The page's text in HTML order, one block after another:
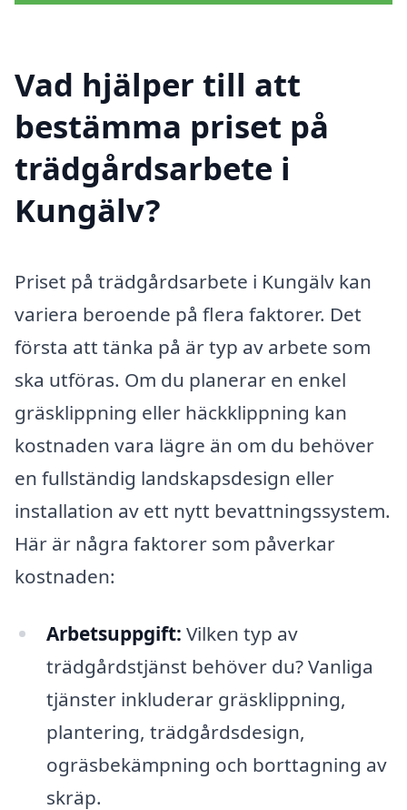
Vad hjälper till att
bestämma priset på
trädgårdsarbete i
Kungälv?
Priset på trädgårdsarbete i Kungälv kan
variera beroende på flera faktorer. Det
första att tänka på är typ av arbete som
ska utföras. Om du planerar en enkel
gräsklippning eller häckklippning kan
kostnaden vara lägre än om du behöver
en fullständig landskapsdesign eller
installation av ett nytt bevattningssystem.
Här är några faktorer som påverkar
kostnaden:
Arbetsuppgift: Vilken typ av
trädgårdstjänst behöver du? Vanliga
tjänster inkluderar gräsklippning,
plantering, trädgårdsdesign,
ogräsbekämpning och borttagning av
skräp.